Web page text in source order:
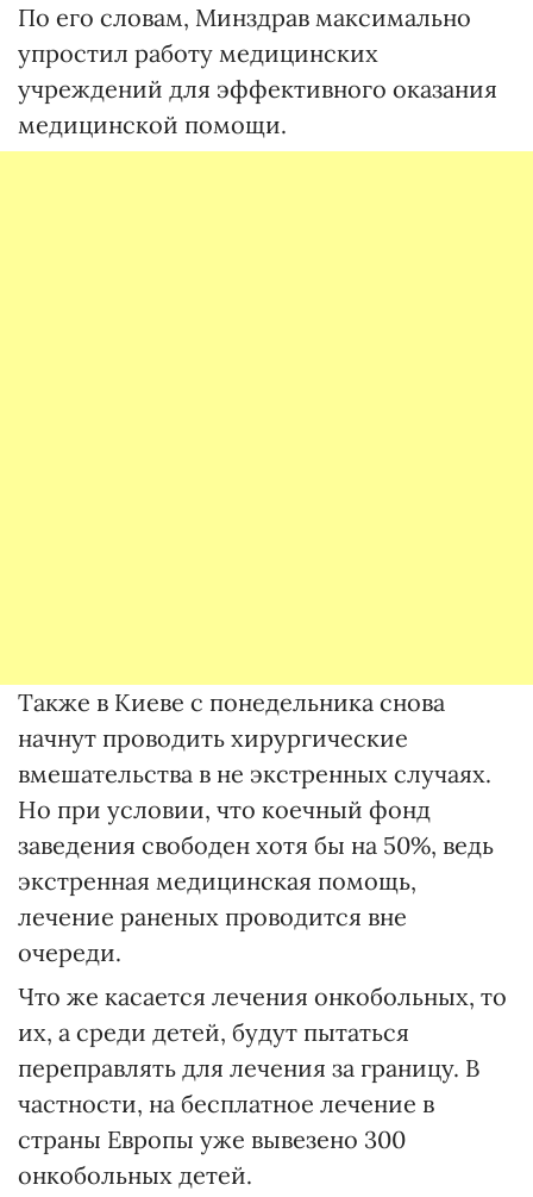
По его словам, Минздрав максимально
упростил работу медицинских
учреждений для эффективного оказания
медицинской помощи.
Также в Киеве с понедельника снова
начнут проводить хирургические
вмешательства в не экстренных случаях.
Но при условии, что коечный фонд
заведения свободен хотя бы на 50%, ведь
экстренная медицинская помощь,
лечение раненых проводится вне
очереди.
Что же касается лечения онкобольных, то
их, а среди детей, будут пытаться
переправлять для лечения за границу. В
частности, на бесплатное лечение в
страны Европы уже вывезено 300
онкобольных детей.